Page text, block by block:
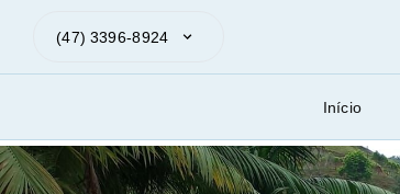
(47) 3396-8924
Início